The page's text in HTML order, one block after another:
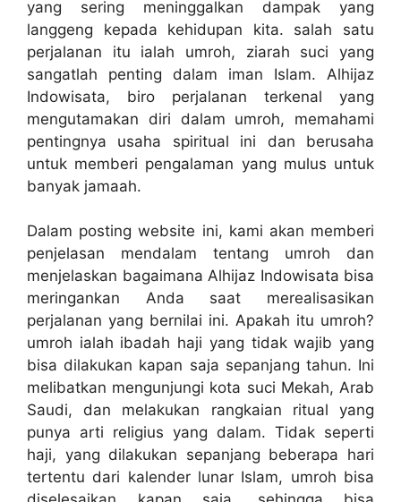
yang sering meninggalkan dampak yang
langgeng kepada kehidupan kita. salah satu
perjalanan itu ialah umroh, ziarah suci yang
sangatlah penting dalam iman Islam. Alhijaz
Indowisata, biro perjalanan terkenal yang
mengutamakan diri dalam umroh, memahami
pentingnya usaha spiritual ini dan berusaha
untuk memberi pengalaman yang mulus untuk
banyak jamaah.
Dalam posting website ini, kami akan memberi
penjelasan mendalam tentang umroh dan
menjelaskan bagaimana Alhijaz Indowisata bisa
meringankan Anda saat merealisasikan
perjalanan yang bernilai ini. Apakah itu umroh?
umroh ialah ibadah haji yang tidak wajib yang
bisa dilakukan kapan saja sepanjang tahun. Ini
melibatkan mengunjungi kota suci Mekah, Arab
Saudi, dan melakukan rangkaian ritual yang
punya arti religius yang dalam. Tidak seperti
haji, yang dilakukan sepanjang beberapa hari
tertentu dari kalender lunar Islam, umroh bisa